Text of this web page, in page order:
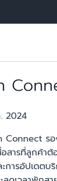
2024
รอ
อสารที่ลูกค้า
การอัปเดตบ